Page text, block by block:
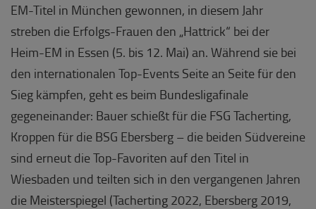
EM-Titel in München gewonnen, in diesem Jahr
streben die Erfolgs-Frauen den „Hattrick“ bei der
Heim-EM in Essen (5. bis 12. Mai) an. Während sie bei
den internationalen Top-Events Seite an Seite für den
Sieg kämpfen, geht es beim Bundesligafinale
gegeneinander: Bauer schießt für die FSG Tacherting,
Kroppen für die BSG Ebersberg – die beiden Südvereine
sind erneut die Top-Favoriten auf den Titel in
Wiesbaden und teilten sich in den vergangenen Jahren
die Meisterspiegel (Tacherting 2022, Ebersberg 2019,